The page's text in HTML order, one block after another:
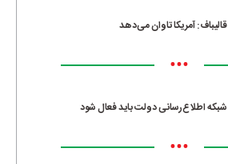
قالیباف: آمریکا تاوان می‌دهد
•••
شبکه اطلاع‌رسانی دولت باید فعال شود
•••